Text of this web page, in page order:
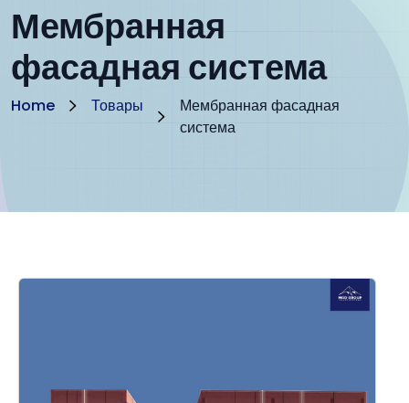
Мембранная
фасадная система
Home Товары
Мембранная фасадная
система